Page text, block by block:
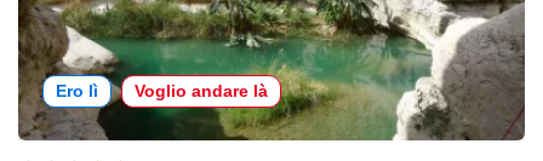
Ero lì Voglio andare là